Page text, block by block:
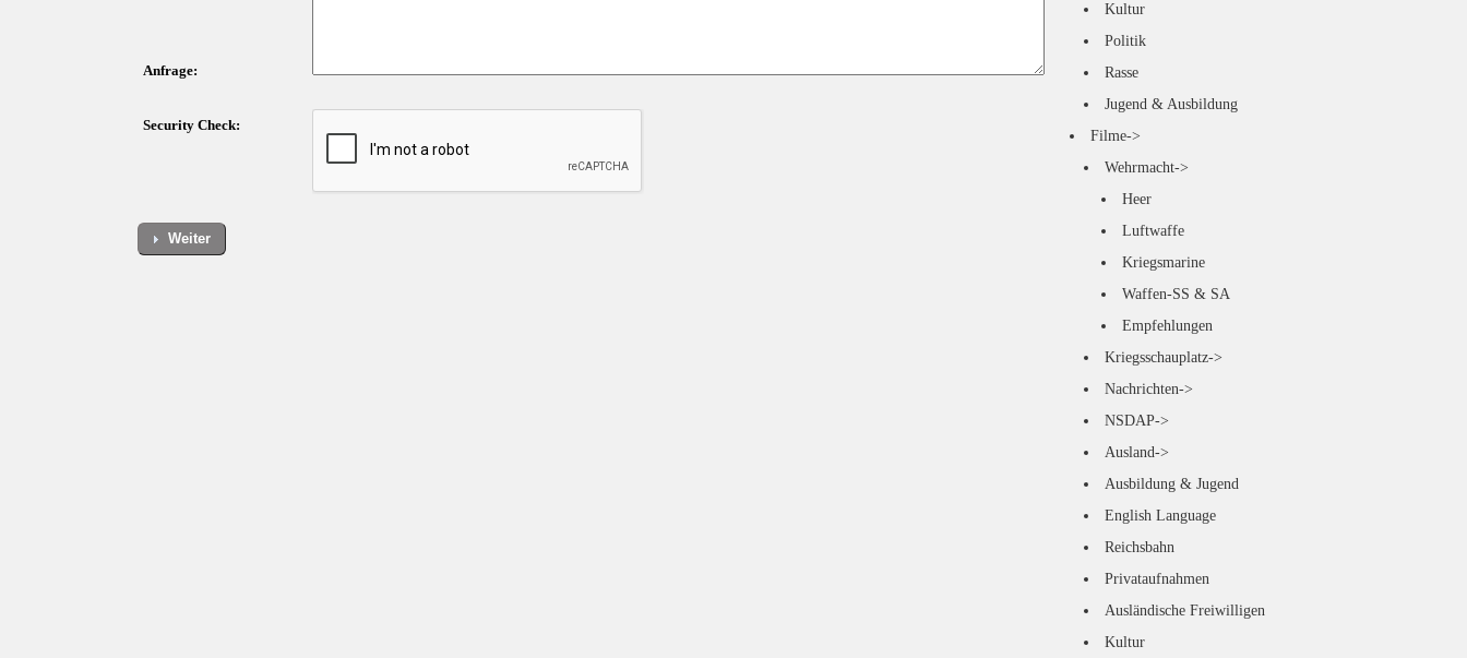
Anfrage:
Security Check:
Weiter
Kultur
Politik
Rasse
Jugend & Ausbildung
Filme->
Wehrmacht->
Heer
Luftwaffe
Kriegsmarine
Waffen-SS & SA
Empfehlungen
Kriegsschauplatz->
Nachrichten->
NSDAP->
Ausland->
Ausbildung & Jugend
English Language
Reichsbahn
Privataufnahmen
Ausländische Freiwilligen
Kultur